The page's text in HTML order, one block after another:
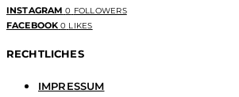
INSTAGRAM 0 FOLLOWERS
FACEBOOK 0 LIKES
RECHTLICHES
IMPRESSUM